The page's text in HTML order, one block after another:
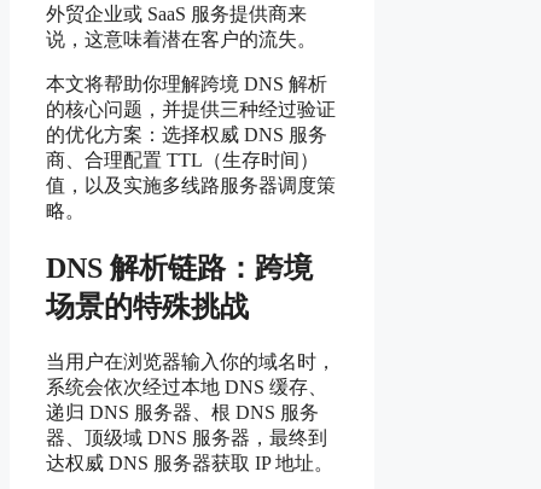
外贸企业或 SaaS 服务提供商来
说，这意味着潜在客户的流失。
本文将帮助你理解跨境 DNS 解析
的核心问题，并提供三种经过验证
的优化方案：选择权威 DNS 服务
商、合理配置 TTL（生存时间）
值，以及实施多线路服务器调度策
略。
DNS 解析链路：跨境
场景的特殊挑战
当用户在浏览器输入你的域名时，
系统会依次经过本地 DNS 缓存、
递归 DNS 服务器、根 DNS 服务
器、顶级域 DNS 服务器，最终到
达权威 DNS 服务器获取 IP 地址。